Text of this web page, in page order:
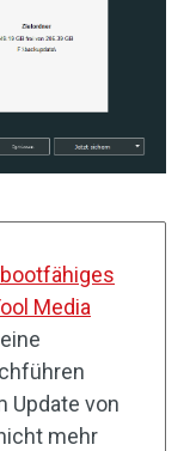
Media
Update von
mehr